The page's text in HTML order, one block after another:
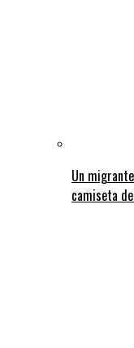
Un
camiseta